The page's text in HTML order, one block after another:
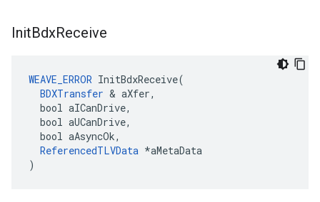
InitBdxReceive
WEAVE_ERROR InitBdxReceive(
BDXTransfer & aXfer,
bool aICanDrive,
bool aUCanDrive,
bool aAsyncOk,
ReferencedTLVData *aMetaData
)